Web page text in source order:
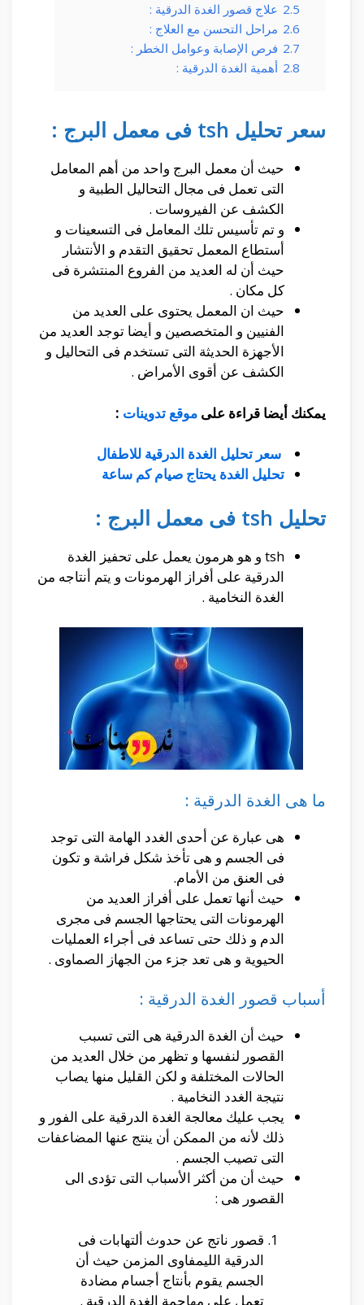
2.5 علاج قصور الغدة الدرقية :
2.6 مراحل التحسن مع العلاج :
2.7 فرص الإصابة وعوامل الخطر :
2.8 أهمية الغدة الدرقية :
سعر تحليل tsh فى معمل البرج :
حيث أن معمل البرج واحد من أهم المعامل
التى تعمل فى مجال التحاليل الطبية و
الكشف عن الفيروسات .
و تم تأسيس تلك المعامل فى التسعينات و
أستطاع المعمل تحقيق التقدم و الأنتشار
حيث أن له العديد من الفروع المنتشرة فى
كل مكان .
حيث ان المعمل يحتوى على العديد من
الفنيين و المتخصصين و أيضا توجد العديد من
الأجهزة الحديثة التى تستخدم فى التحاليل و
الكشف عن أقوى الأمراض .
يمكنك أيضا قراءة على موقع تدوينات :
سعر تحليل الغدة الدرقية للاطفال
تحليل الغدة يحتاج صيام كم ساعة
تحليل tsh فى معمل البرج :
tsh و هو هرمون يعمل على تحفيز الغدة
الدرقية على أفراز الهرمونات و يتم أنتاجه من
الغدة النخامية .
ما هى الغدة الدرقية :
هى عبارة عن أحدى الغدد الهامة التى توجد
فى الجسم و هى تأخذ شكل فراشة و تكون
فى العنق من الأمام.
حيث أنها تعمل على أفراز العديد من
الهرمونات التى يحتاجها الجسم فى مجرى
الدم و ذلك حتى تساعد فى أجراء العمليات
الحيوية و هى تعد جزء من الجهاز الصماوى .
أسباب قصور الغدة الدرقية :
حيث أن الغدة الدرقية هى التى تسبب
القصور لنفسها و تظهر من خلال العديد من
الحالات المختلفة و لكن القليل منها يصاب
نتيجة الغدد النخامية .
يجب عليك معالجة الغدة الدرقية على الفور و
ذلك لأنه من الممكن أن ينتج عنها المضاعفات
التى تصيب الجسم .
حيث أن من أكثر الأسباب التى تؤدى الى
القصور هى :
قصور ناتج عن حدوث ألتهابات فى
الدرقية الليمفاوى المزمن حيث أن
الجسم يقوم بأنتاج أجسام مضادة
تعمل على مهاجمة الغدة الدرقية .